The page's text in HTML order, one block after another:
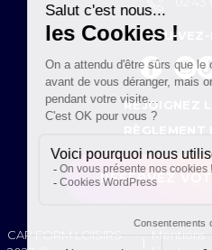
SUIVEZ-
Facebook
REJOIGNEZ
RÈGLEMENT
RÉSERVEZ
CAP FORM LOISIRS
Mentions